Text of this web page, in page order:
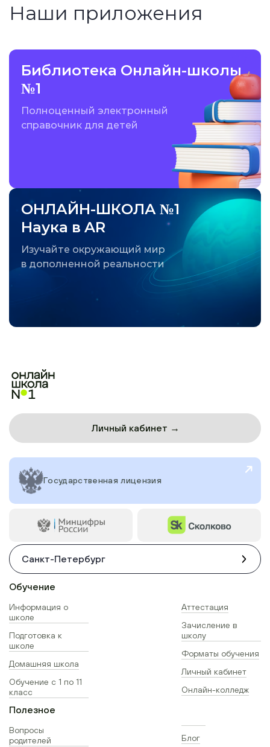
Наши приложения
Библиотека Онлайн-школы
№1
Полноценный электронный
справочник для детей
ОНЛАЙН-ШКОЛА №1
Наука в AR
Изучайте окружающий мир
в дополненной реальности
Личный кабинет →
Государственная лицензия
Санкт-Петербург
Обучение
Информация о
школе
Подготовка к
школе
Домашняя школа
Обучение с 1 по 11
класс
Аттестация
Зачисление в
школу
Форматы обучения
Личный кабинет
Онлайн-колледж
Полезное
Вопросы
родителей
Блог